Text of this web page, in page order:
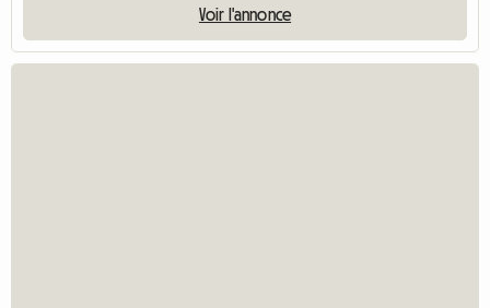
Voir l'annonce